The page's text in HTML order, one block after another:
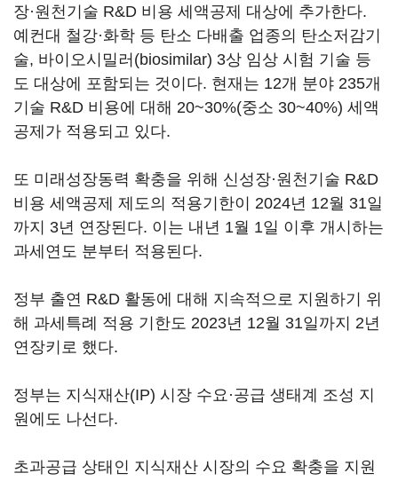
장·원천기술 R&D 비용 세액공제 대상에 추가한다.
예컨대 철강·화학 등 탄소 다배출 업종의 탄소저감기
술, 바이오시밀러(biosimilar) 3상 임상 시험 기술 등
도 대상에 포함되는 것이다. 현재는 12개 분야 235개
기술 R&D 비용에 대해 20~30%(중소 30~40%) 세액
공제가 적용되고 있다.
또 미래성장동력 확충을 위해 신성장·원천기술 R&D
비용 세액공제 제도의 적용기한이 2024년 12월 31일
까지 3년 연장된다. 이는 내년 1월 1일 이후 개시하는
과세연도 분부터 적용된다.
정부 출연 R&D 활동에 대해 지속적으로 지원하기 위
해 과세특례 적용 기한도 2023년 12월 31일까지 2년
연장키로 했다.
정부는 지식재산(IP) 시장 수요·공급 생태계 조성 지
원에도 나선다.
초과공급 상태인 지식재산 시장의 수요 확충을 지원